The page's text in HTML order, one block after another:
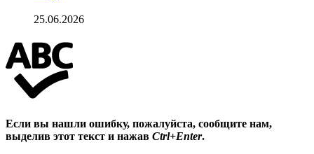
25.06.2026
Если вы нашли ошибку, пожалуйста, сообщите нам,
выделив этот текст и нажав Ctrl+Enter.